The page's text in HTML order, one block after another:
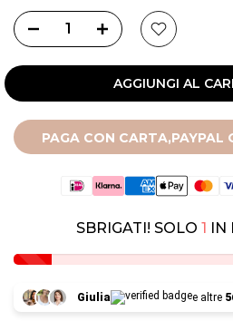
AGGIUNGI AL
PAGA CON CARTA,PAYPAL
SBRIGATI! SOLO 1 IN
Giulia e altre